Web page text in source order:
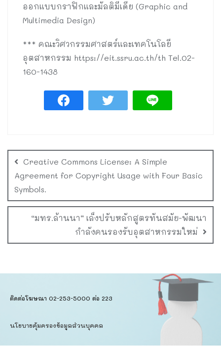
ออกแบบกราฟิกและมัลติมีเดีย (Graphic and
Multimedia Design)
*** คณะวิศวกรรมศาสตร์และเทคโนโลยี
อุตสาหกรรม https://eit.ssru.ac.th/th Tel.02-
160-1438
Creative Commons License: A Simple
Agreement for Copyright Usage with Four Basic
Symbols.
“มทร.ล้านนา” เล็งปรับหลักสูตรทันสมัย-พัฒนา
กำลังคนรองรับอุตสาหกรรมใหม่
ติดต่อโฆษณา 02-253-5000​ ต่อ 223
นโยบายคุ้มครองข้อมูลส่วนบุคคล​